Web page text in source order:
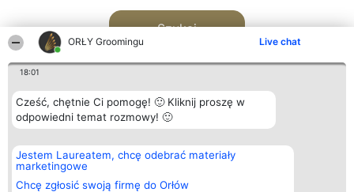
ORŁY Groomingu Live chat
18:01
Cześć, chętnie Ci pomogę! 🙂 Kliknij proszę w
odpowiedni temat rozmowy! 🙂
Jestem Laureatem, chcę odebrać materiały
marketingowe
Chcę zgłosić swoją firmę do Orłów
Szukaj
Organizator plebiscytu
Bright Side Solutions sp. z o.
o. sp. k.
ul. Ruska 22
Plebiscyt
Laureaci
wszystkich
Kontakt
Kontakt